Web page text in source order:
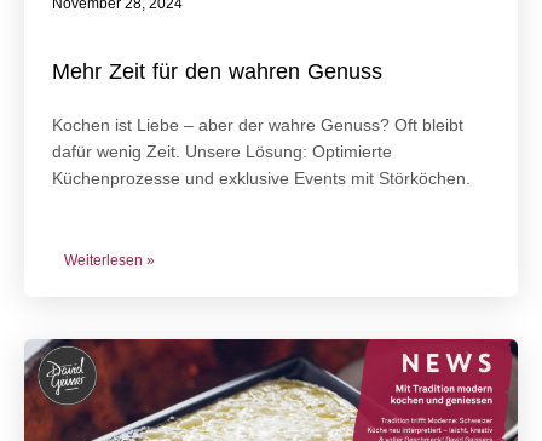
November 28, 2024
Mehr Zeit für den wahren Genuss
Kochen ist Liebe – aber der wahre Genuss? Oft bleibt
dafür wenig Zeit. Unsere Lösung: Optimierte
Küchenprozesse und exklusive Events mit Störköchen.
Weiterlesen »